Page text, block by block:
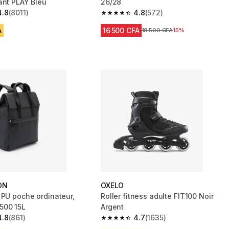
PLAY Bleu
stars from 8011 reviews
(8011)
26/28
4.8
4.8 out of 5 stars from 572 reviews
(572)
16 500 CFA Prix avant réduction
19 500 CFA15%
poche ordinateur,
15L
stars from 861 reviews
(861)
OXELO
Roller fitness adulte FIT100 Noir
Argent
4.7
4.7 out of 5 stars from 1635 reviews
(1635)